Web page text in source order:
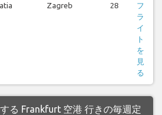
Zagreb 28
フ
ラ
イ
ト
を
見
る
る Frankfurt 空港 行きの毎週定